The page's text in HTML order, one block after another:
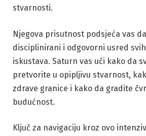
stvarnosti.
Njegova prisutnost podsjeća vas
disciplinirani i odgovorni usred
iskustava. Saturn vas uči kako da
pretvorite u opipljivu stvarnost,
zdrave granice i kako da gradite
budućnost.
Ključ za navigaciju kroz ovo